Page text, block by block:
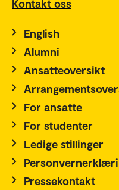
Kontakt oss
English
Alumni
Ansatteoversikt
For ansatte
For studenter
Ledige stillinger
Pressekontakt